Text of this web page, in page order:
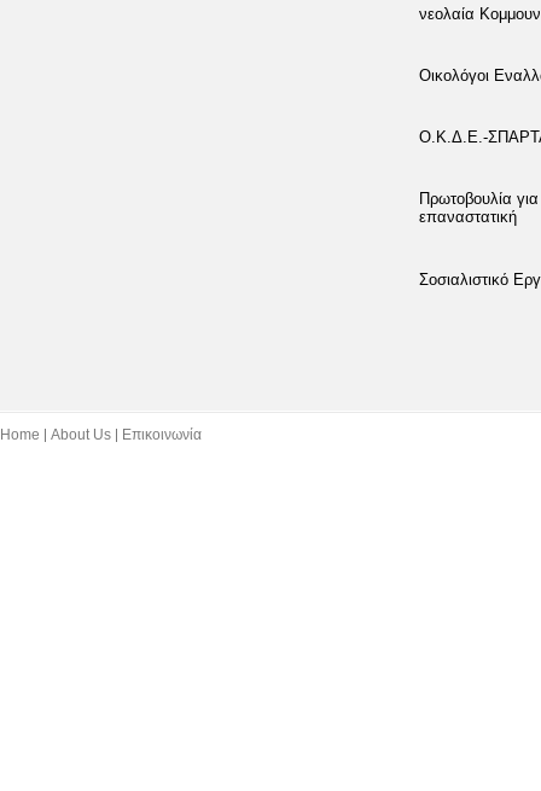
νεολαία
Οικολόγοι
Ο.Κ.Δ.Ε.-
Πρωτοβουλία
επαναστατική
Σοσιαλιστικό
Home About Us Επικοινωνία